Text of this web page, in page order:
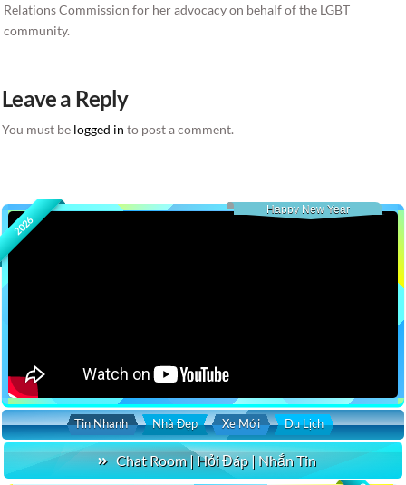
Relations Commission for her advocacy on behalf of the LGBT
community.
Leave a Reply
You must be logged in to post a comment.
2026
Happy New Year
Tin Nhanh Nhà Đẹp Xe Mới Du Lịch
Chat Room | Hỏi Đáp | Nhắn Tin